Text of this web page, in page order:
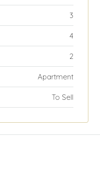
3
4
2
Apartment
To Sell